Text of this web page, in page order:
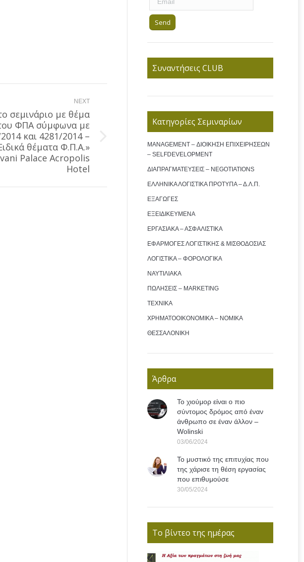
NEXT
σεμινάριο με θέμα
ΦΠΑ σύμφωνα με
και 4281/2014 –
θέματα Φ.Π.Α.»
Palace Acropolis
Hotel
Συναντήσεις CLUB
Κατηγορίες Σεμιναρίων
MANAGEMENT – ΔΙΟΙΚΗΣΗ ΕΠΙΧΕΙΡΗΣΕΩΝ
– SELFDEVELOPMENT
ΔΙΑΠΡΑΓΜΑΤΕΥΣΕΙΣ – NEGOTIATIONS
ΕΛΛΗΝΙΚΑ ΛΟΓΙΣΤΙΚΑ ΠΡΟΤΥΠΑ – Δ.Λ.Π.
ΕΞΑΓΩΓΕΣ
ΕΞΕΙΔΙΚΕΥΜΕΝΑ
ΕΡΓΑΣΙΑΚΑ – ΑΣΦΑΛΙΣΤΙΚΑ
ΕΦΑΡΜΟΓΕΣ ΛΟΓΙΣΤΙΚΗΣ & ΜΙΣΘΟΔΟΣΙΑΣ
ΛΟΓΙΣΤΙΚΑ – ΦΟΡΟΛΟΓΙΚΑ
ΝΑΥΤΙΛΙΑΚΑ
ΠΩΛΗΣΕΙΣ – MARKETING
ΤΕΧΝΙΚΑ
ΧΡΗΜΑΤΟΟΙΚΟΝΟΜΙΚΑ – ΝΟΜΙΚΑ
ΘΕΣΣΑΛΟΝΙΚΗ
Άρθρα
Το χιούμορ είναι ο πιο
σύντομος δρόμος από έναν
άνθρωπο σε έναν άλλον –
Wolinski
03/06/2024
Το μυστικό της επιτυχίας που
της χάρισε τη θέση εργασίας
που επιθυμούσε
30/05/2024
Το βίντεο της ημέρας